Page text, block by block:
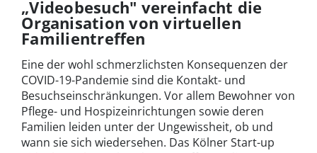
„Videobesuch" vereinfacht die
Organisation von virtuellen
Familientreffen
Eine der wohl schmerzlichsten Konsequenzen der
COVID-19-Pandemie sind die Kontakt- und
Besuchseinschränkungen. Vor allem Bewohner von
Pflege- und Hospizeinrichtungen sowie deren
Familien leiden unter der Ungewissheit, ob und
wann sie sich wiedersehen. Das Kölner Start-up